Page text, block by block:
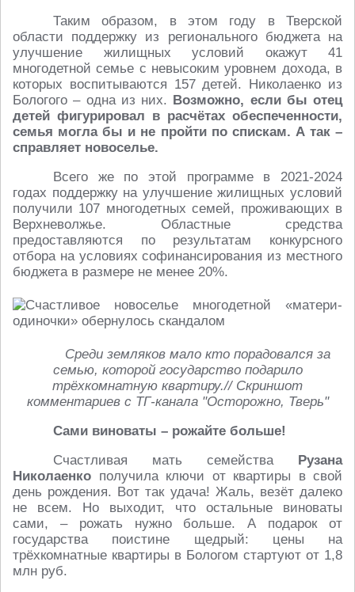
Таким образом, в этом году в Тверской
области поддержку из регионального бюджета на
улучшение жилищных условий окажут 41
многодетной семье с невысоким уровнем дохода, в
которых воспитываются 157 детей. Николаенко из
Бологого – одна из них. Возможно, если бы отец
детей фигурировал в расчётах обеспеченности,
семья могла бы и не пройти по спискам. А так –
справляет новоселье.
Всего же по этой программе в 2021-2024
годах поддержку на улучшение жилищных условий
получили 107 многодетных семей, проживающих в
Верхневолжье. Областные средства
предоставляются по результатам конкурсного
отбора на условиях софинансирования из местного
бюджета в размере не менее 20%.
Среди земляков мало кто порадовался за
семью, которой государство подарило
трёхкомнатную квартиру.// Скриншот
комментариев с ТГ-канала "Осторожно, Тверь"
Сами виноваты – рожайте больше!
Счастливая мать семейства Рузана
Николаенко получила ключи от квартиры в свой
день рождения. Вот так удача! Жаль, везёт далеко
не всем. Но выходит, что остальные виноваты
сами, – рожать нужно больше. А подарок от
государства поистине щедрый: цены на
трёхкомнатные квартиры в Бологом стартуют от 1,8
млн руб.